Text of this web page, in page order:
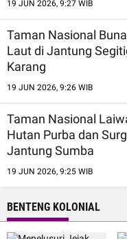
19 JUN 2026, 9:27 WIB
Taman Nasional
Laut di Jantung
Karang
19 JUN 2026, 9:26 WIB
Taman Nasional
Hutan Purba dan
Jantung Sumba
19 JUN 2026, 9:25 WIB
BENTENG KOLONIAL